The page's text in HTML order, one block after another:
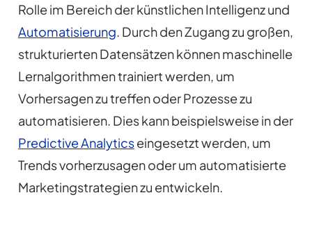
Rolle im Bereich der künstlichen Intelligenz und
Automatisierung. Durch den Zugang zu großen,
strukturierten Datensätzen können maschinelle
Lernalgorithmen trainiert werden, um
Vorhersagen zu treffen oder Prozesse zu
automatisieren. Dies kann beispielsweise in der
Predictive Analyticseingesetzt werden, um
Trends vorherzusagen oder um automatisierte
Marketingstrategien zu entwickeln.